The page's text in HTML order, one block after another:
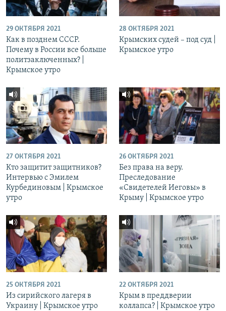
29 ОКТЯБРЯ 2021
Как в позднем СССР.
Почему в России все больше
политзаключенных? |
Крымское утро
28 ОКТЯБРЯ 2021
Крымских судей – под суд |
Крымское утро
27 ОКТЯБРЯ 2021
Кто защитит защитников?
Интервью с Эмилем
Курбединовым | Крымское
утро
26 ОКТЯБРЯ 2021
Без права на веру.
Преследование
«Свидетелей Иеговы» в
Крыму | Крымское утро
25 ОКТЯБРЯ 2021
Из сирийского лагеря в
Украину | Крымское утро
22 ОКТЯБРЯ 2021
Крым в преддверии
коллапса? | Крымское утро